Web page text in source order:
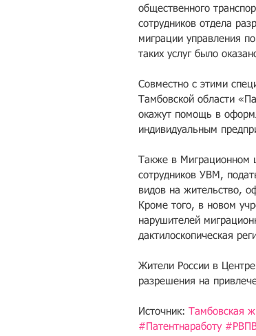
общественного
сотрудников отдела
миграции управления
таких услуг было
Совместно с этими
Тамбовской области
окажут помощь в
индивидуальным
Также в Миграционном
сотрудников УВМ,
видов на жительство,
Кроме того, в новом
нарушителей
дактилоскопическая
Жители России в
разрешения на
Источник: Тамбовская
#Патентнаработу